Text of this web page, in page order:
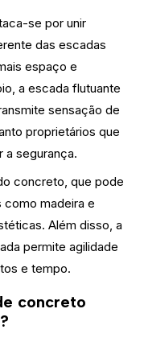
se por unir
das escadas
espaço e
a escada flutuante
sensação de
proprietários que
a segurança.
concreto, que pode
madeira e
Além disso, a
permite agilidade
e tempo.
concreto